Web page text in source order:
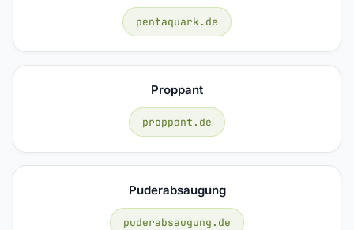
pentaquark.de
Proppant
proppant.de
Puderabsaugung
puderabsaugung.de